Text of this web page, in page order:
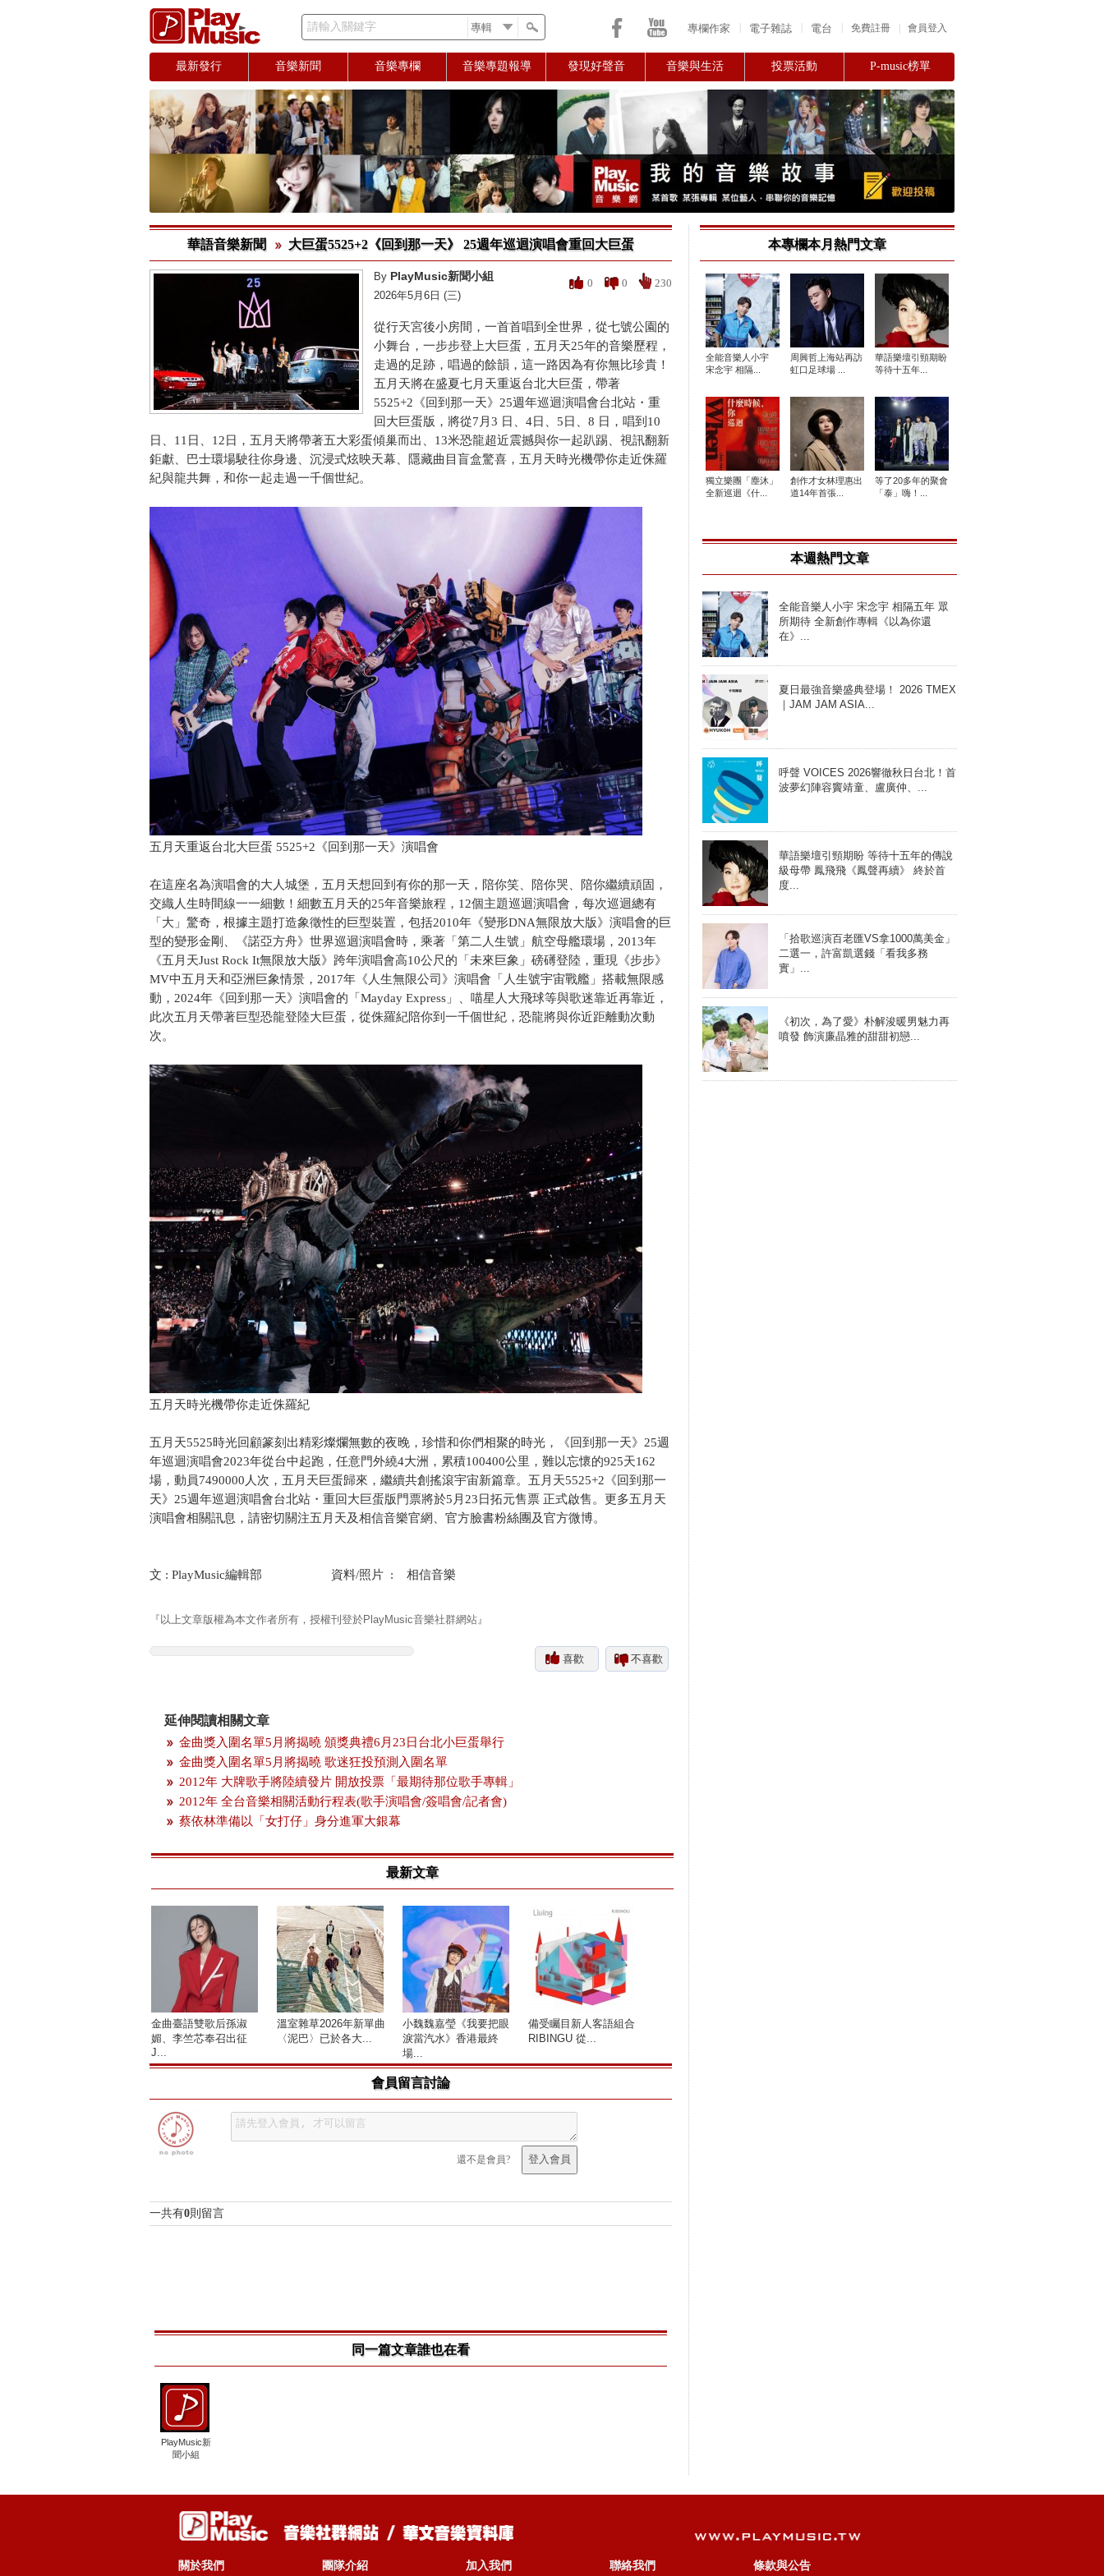
請輸入關鍵字 會員登入
免費註冊
專欄作家 電子雜誌 電台
最新發行 音樂新聞 音樂專欄 音樂專題報導 發現好聲音 音樂與生活 投票活動 P-music榜單
華語音樂新聞 大巨蛋5525+2《回到那一天》 25週年巡迴演唱會重回大巨蛋
0 0 230
By PlayMusic新聞小組
2026年5月6日 (三)
從行天宮後小房間，一首首唱到全世界，從七號公園的
小舞台，一步步登上大巨蛋，五月天25年的音樂歷程，
走過的足跡，唱過的餘韻，這一路因為有你無比珍貴！
五月天將在盛夏七月天重返台北大巨蛋，帶著
5525+2《回到那一天》25週年巡迴演唱會台北站・重
回大巨蛋版，將從7月3 日、4日、5日、8 日，唱到10
日、11日、12日，五月天將帶著五大彩蛋傾巢而出、13米恐龍超近震撼與你一起趴踢、視訊翻新
鉅獻、巴士環場駛往你身邊、沉浸式炫映天幕、隱藏曲目盲盒驚喜，五月天時光機帶你走近侏羅
紀與龍共舞，和你一起走過一千個世紀。
五月天重返台北大巨蛋 5525+2《回到那一天》演唱會
在這座名為演唱會的大人城堡，五月天想回到有你的那一天，陪你笑、陪你哭、陪你繼續頑固，
交織人生時間線一一細數！細數五月天的25年音樂旅程，12個主題巡迴演唱會，每次巡迴總有
「大」驚奇，根據主題打造象徵性的巨型裝置，包括2010年《變形DNA無限放大版》演唱會的巨
型的變形金剛、《諾亞方舟》世界巡迴演唱會時，乘著「第二人生號」航空母艦環場，2013年
《五月天Just Rock It無限放大版》跨年演唱會高10公尺的「未來巨象」磅礡登陸，重現《步步》
MV中五月天和亞洲巨象情景，2017年《人生無限公司》演唱會「人生號宇宙戰艦」搭載無限感
動，2024年《回到那一天》演唱會的「Mayday Express」、喵星人大飛球等與歌迷靠近再靠近，
此次五月天帶著巨型恐龍登陸大巨蛋，從侏羅紀陪你到一千個世紀，恐龍將與你近距離動次動
次。
五月天時光機帶你走近侏羅紀
五月天5525時光回顧篆刻出精彩燦爛無數的夜晚，珍惜和你們相聚的時光，《回到那一天》25週
年巡迴演唱會2023年從台中起跑，任意門外繞4大洲，累積100400公里，難以忘懷的925天162
場，動員7490000人次，五月天巨蛋歸來，繼續共創搖滾宇宙新篇章。五月天5525+2《回到那一
天》25週年巡迴演唱會台北站・重回大巨蛋版門票將於5月23日拓元售票 正式啟售。更多五月天
演唱會相關訊息，請密切關注五月天及相信音樂官網、官方臉書粉絲團及官方微博。
文 : PlayMusic編輯部 資料/照片 : 相信音樂
『以上文章版權為本文作者所有，授權刊登於PlayMusic音樂社群網站』
喜歡 不喜歡
延伸閱讀相關文章
金曲獎入圍名單5月將揭曉 頒獎典禮6月23日台北小巨蛋舉行
金曲獎入圍名單5月將揭曉 歌迷狂投預測入圍名單
2012年 大牌歌手將陸續發片 開放投票「最期待那位歌手專輯」
2012年 全台音樂相關活動行程表(歌手演唱會/簽唱會/記者會)
蔡依林準備以「女打仔」身分進軍大銀幕
最新文章
金曲臺語雙歌后孫淑
媚、李竺芯奉召出征
J...
溫室雜草2026年新單曲
〈泥巴〉已於各大...
小魏魏嘉瑩《我要把眼
淚當汽水》香港最終
場...
備受矚目新人客語組合
RIBINGU 從...
會員留言討論
還不是會員?
一共有0則留言
同一篇文章誰也在看
PlayMusic新
聞小組
本專欄本月熱門文章
全能音樂人小宇
宋念宇 相隔...
周興哲上海站再訪
虹口足球場 ...
華語樂壇引頸期盼
等待十五年...
獨立樂團「塵沐」
全新巡迴《什...
創作才女林理惠出
道14年首張...
等了20多年的聚會
「泰」嗨！...
本週熱門文章
全能音樂人小宇 宋念宇 相隔五年 眾
所期待 全新創作專輯《以為你還
在》...
夏日最強音樂盛典登場！ 2026 TMEX
｜JAM JAM ASIA...
呼聲 VOICES 2026響徹秋日台北！首
波夢幻陣容竇靖童、盧廣仲、...
華語樂壇引頸期盼 等待十五年的傳說
級母帶 鳳飛飛《鳳聲再續》 終於首
度...
「拾歌巡演百老匯VS拿1000萬美金」
二選一，許富凱選錢「看我多務
實」...
《初次，為了愛》朴解浚暖男魅力再
噴發 飾演廉晶雅的甜甜初戀...
關於我們 團隊介紹 加入我們 聯絡我們 條款與公告